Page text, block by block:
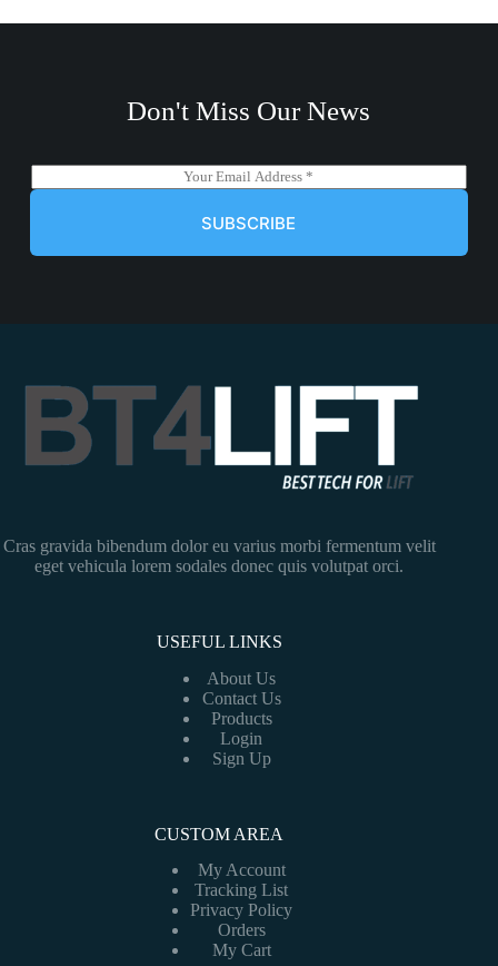
Don't Miss Our News
m
l
SUBSCRIBE
Cras gravida bibendum dolor eu varius morbi fermentum velit
eget vehicula lorem sodales donec quis volutpat orci.
USEFUL LINKS
About Us
Contact Us
Products
Login
Sign Up
CUSTOM AREA
My Account
Tracking List
Privacy Policy
Orders
My Cart